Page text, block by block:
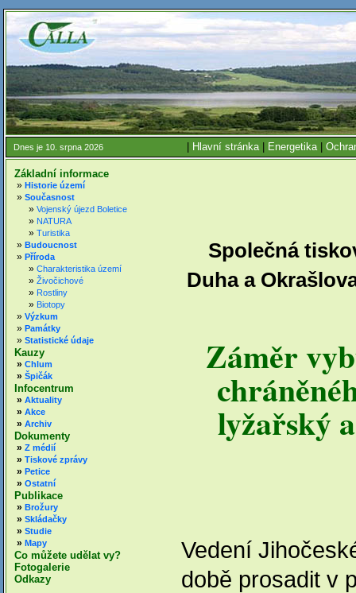
Dnes je 10. srpna 2026 Hlavní stránka| Energetika|
Základní informace
» Historie území
» Současnost
» Vojenský újezd Boletice
» NATURA
» Turistika
» Budoucnost
» Příroda
» Charakteristika území
» Živočichové
» Rostliny
» Biotopy
» Výzkum
» Památky
» Statistické údaje
Kauzy
» Chlum
» Špičák
Infocentrum
» Aktuality
» Akce
» Archiv
Dokumenty
» Z médií
» Tiskové zprávy
» Petice
» Ostatní
Publikace
» Brožury
» Skládačky
» Studie
» Mapy
Co můžete udělat vy?
Fotogalerie
Odkazy
Společná
Duha a
Záměr
lyžařský
Vedení
době prosadit v